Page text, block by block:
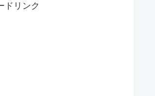
ドリンク